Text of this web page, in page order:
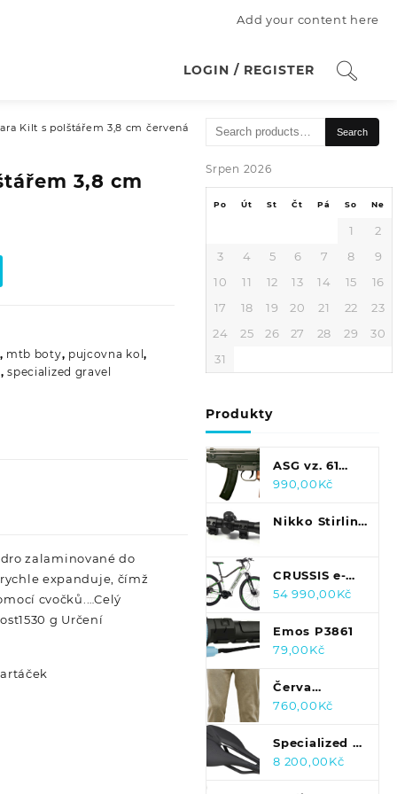
Add your content here
LOGIN / REGISTER
Kilt s polštářem 3,8 cm červená
3,8 cm
, mtb boty, pujcovna kol,
,specialized gravel
zalaminované do
expanduje, čímž
cvočků.…Celý
g Určení
Search
Search
Srpen 2026
Po Út St Čt Pá So Ne
1
2
3
4 5 6 7 8
9
10
11 12 13 14 15
16
17
18 19 20 21 22
23
24
25 26 27 28 29
30
31
Produkty
ASG vz. 61
Škorpion
990,00Kč
Nikko Stirling
Half Mil Dot
Paralaxa
CRUSSIS e-
Cross 7.7-M 20
černé/bílé/zelené
2022 18"
54 990,00Kč
Emos P3861
79,00Kč
Červa
Cremorne
olivové
760,00Kč
Specialized S-
Works Power
8 200,00Kč